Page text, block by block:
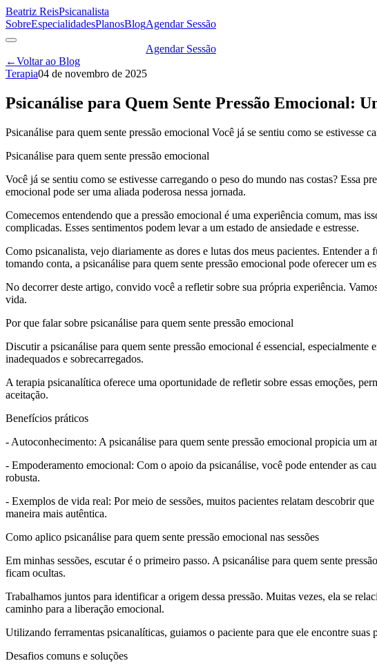
Beatriz ReisPsicanalista
SobreEspecialidadesPlanosBlogAgendar Sessão
Agendar Sessão
←Voltar ao Blog
Terapia04 de novembro de 2025
Psicanálise para Quem Sente Pressão Emocional:
Psicanálise para quem sente pressão emocional Você já se sentiu como se estivesse
Psicanálise para quem sente pressão emocional
Você já se sentiu como se estivesse carregando o peso do mundo nas costas? Essa
emocional pode ser uma aliada poderosa nessa jornada.
Comecemos entendendo que a pressão emocional é uma experiência comum, mas
complicadas. Esses sentimentos podem levar a um estado de ansiedade e estresse.
Como psicanalista, vejo diariamente as dores e lutas dos meus pacientes. Entender
tomando conta, a psicanálise para quem sente pressão emocional pode oferecer um
No decorrer deste artigo, convido você a refletir sobre sua própria experiência.
vida.
Por que falar sobre psicanálise para quem sente pressão emocional
Discutir a psicanálise para quem sente pressão emocional é essencial,
inadequados e sobrecarregados.
A terapia psicanalítica oferece uma oportunidade de refletir sobre essas emoções,
aceitação.
Benefícios práticos
- Autoconhecimento: A psicanálise para quem sente pressão emocional propicia um
- Empoderamento emocional: Com o apoio da psicanálise, você pode entender as
robusta.
- Exemplos de vida real: Por meio de sessões, muitos pacientes relatam descobrir
maneira mais autêntica.
Como aplico psicanálise para quem sente pressão emocional nas sessões
Em minhas sessões, escutar é o primeiro passo. A psicanálise para quem sente
ficam ocultas.
Trabalhamos juntos para identificar a origem dessa pressão. Muitas vezes, ela se
caminho para a liberação emocional.
Utilizando ferramentas psicanalíticas, guiamos o paciente para que ele encontre
Desafios comuns e soluções